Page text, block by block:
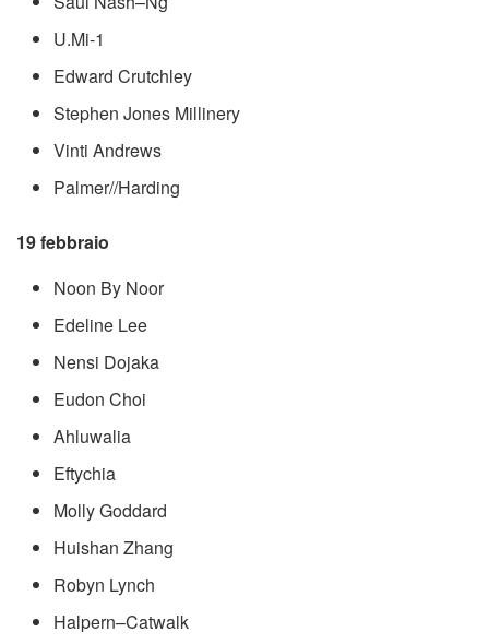
U.Mi-1
Edward Crutchley
Stephen Jones Millinery
Vinti Andrews
Palmer//Harding
19 febbraio
Noon By Noor
Edeline Lee
Nensi Dojaka
Eudon Choi
Ahluwalia
Eftychia
Molly Goddard
Huishan Zhang
Robyn Lynch
Halpern–Catwalk